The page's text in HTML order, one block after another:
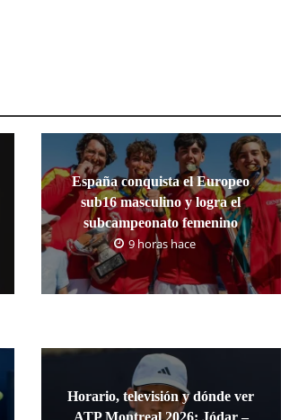
España conquista el Europeo
sub16 masculino y logra el
subcampeonato femenino
9 horas hace
Horario, televisión y dónde ver
ATP Montreal 2026: Jódar –